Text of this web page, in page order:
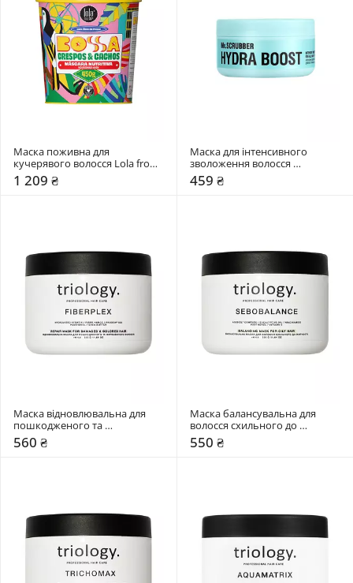
Маска поживна для
кучерявого волосся Lola from
Rio Bossa
1 209 ₴
Маска для інтенсивного
зволоження волосся
Mr.SCRUBBER Hydra Boost
459 ₴
Маска відновлювальна для
пошкодженого та
фарбованого волосся Triology.
Fiberplex
560 ₴
Маска балансувальна для
волосся схильного до
жирності Triology. Sebobalance
550 ₴